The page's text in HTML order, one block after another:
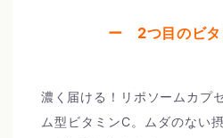
ー 2つ目のビ
濃く届ける！リポソームカプ
ム型ビタミンC。ムダのない